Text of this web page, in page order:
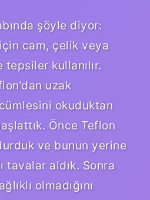
şöyle diyor:
cam, çelik veya
kullanılır.
uzak
okuduktan
Önce Teflon
ve bunun yerine
tavalar aldık. Sonra
olmadığını